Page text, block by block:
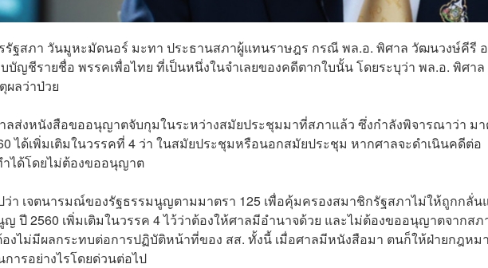
รัฐสภา วันมูหะมัดนอร์ มะทา ประธานสภาผู้แทนราษฎร กรณี พล.อ. พิศาล วัฒนวงษ์คีรี
ญชีรายชื่อ พรรคเพื่อไทย ที่เป็นหนึ่งในจำเลยของคดีตากใบนั้น โดยระบุว่า พล.อ. พิศาล
ผลว่าป่วย
ลส่งหนังสือขออนุญาตจับกุมในระหว่างสมัยประชุมมาที่สภาแล้ว ซึ่งกำลังพิจารณาว่า มา
ได้เพิ่มเติมในวรรคที่ 4 ว่า ในสมัยประชุมหรือนอกสมัยประชุม หากศาลจะดำเนินคดีต่อ
ได้โดยไม่ต้องขออนุญาต
า เจตนารมณ์ของรัฐธรรมนูญตามมาตรา 125 เพื่อคุ้มครองสมาชิกรัฐสภาไม่ให้ถูกกลั่น
ปี 2560 เพิ่มเติมในวรรค 4 ไว้ว่าต้องให้ศาลมีอำนาจด้วย และไม่ต้องขออนุญาตจากสภ
งไม่มีผลกระทบต่อการปฏิบัติหน้าที่ของ สส. ทั้งนี้ เมื่อศาลมีหนังสือมา ตนก็ให้ฝ่ายกฎหม
ารอย่างไรโดยด่วนต่อไป